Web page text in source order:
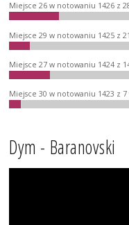
Miejsce 26 w notowaniu 1426 z
Miejsce 29 w notowaniu 1425 z
Miejsce 27 w notowaniu 1424 z
Miejsce 30 w notowaniu 1423 z
Dym - Baranovski